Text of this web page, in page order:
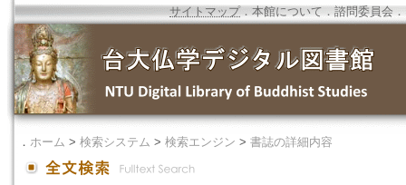
サイトマップ．本館について ． 諮問委員会 ．
． ホーム > 検索システム > 検索エンジン > 書誌の詳細内容